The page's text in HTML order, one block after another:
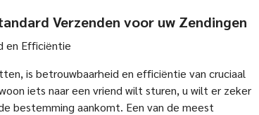
Verzenden voor uw Zendingen
en Efficiëntie
is betrouwbaarheid en efficiëntie van cruciaal
iets naar een vriend wilt sturen, u wilt er zeker
bestemming aankomt. Een van de meest